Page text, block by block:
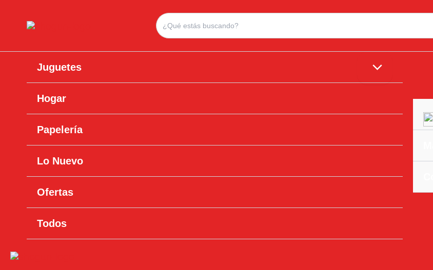
Search
for:
Juguetes
Hogar
Papelería
Lo Nuevo
Ofertas
Todos